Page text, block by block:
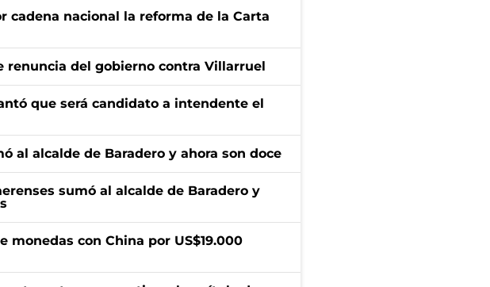
cadena nacional la reforma de la Carta
renuncia del gobierno contra Villarruel
que será candidato a intendente el
al alcalde de Baradero y ahora son doce
sumó al alcalde de Baradero y
monedas con China por US$19.000